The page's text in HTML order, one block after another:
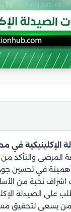
الإكلينيكية في
المرضى والتأكد
في تحسين جودة
اشراف نخبة من
على الصيدلة
من يسعى لتحقيق